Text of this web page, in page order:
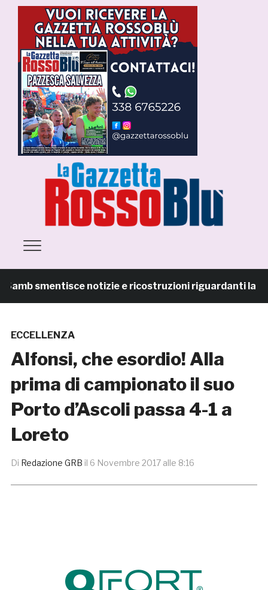
smentisce notizie e ricostruzioni riguardanti la
ECCELLENZA
Alfonsi, che esordio! Alla
prima di campionato il suo
Porto d’Ascoli passa 4-1 a
Loreto
Di Redazione GRB il 6 Novembre 2017 alle 8:16